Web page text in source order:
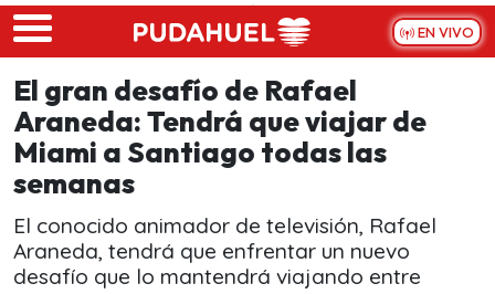
Skip to main content
EN VIVO
El gran desafío de Rafael
Araneda: Tendrá que viajar de
Miami a Santiago todas las
semanas
El conocido animador de televisión, Rafael
Araneda, tendrá que enfrentar un nuevo
desafío que lo mantendrá viajando entre